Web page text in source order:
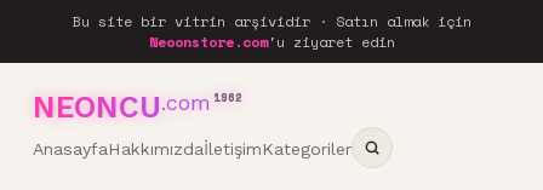
Bu site bir vitrin arşividir · Satın almak için
Neoonstore.com'u ziyaret edin
NEONCU.com 1962
AnasayfaHakkımızdaİletişimKategoriler